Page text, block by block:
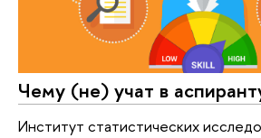
Чему (не) учат в
Институт статистических